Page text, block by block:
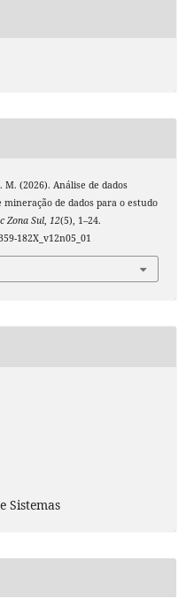
M. (2026). Análise de dados
mineração de dados para o estudo
Zona Sul, 12(5), 1–24.
182X_v12n05_01
Sistemas